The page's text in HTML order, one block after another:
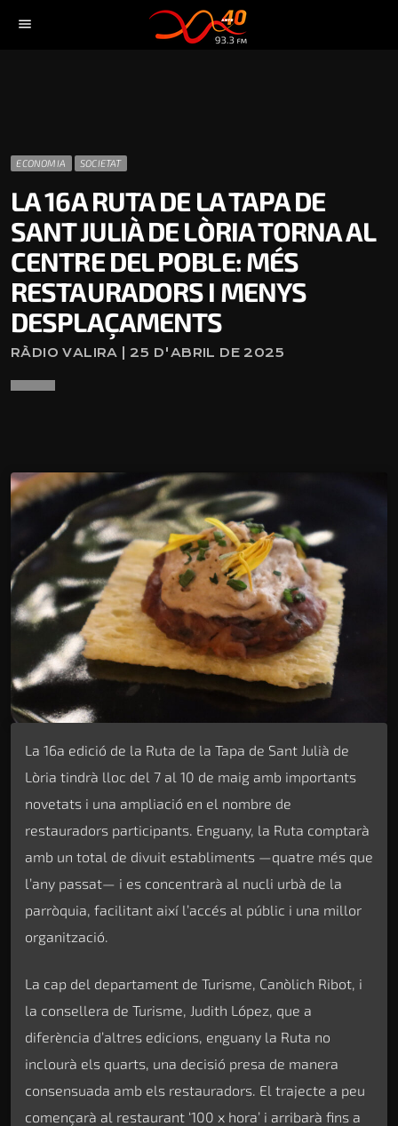
menu
ECONOMIA SOCIETAT
LA 16A RUTA DE LA TAPA DE
SANT JULIÀ DE LÒRIA TORNA AL
CENTRE DEL POBLE: MÉS
RESTAURADORS I MENYS
DESPLAÇAMENTS
RÀDIO VALIRA | 25 D'ABRIL DE 2025
La 16a edició de la Ruta de la Tapa de Sant Julià de
Lòria tindrà lloc del 7 al 10 de maig amb importants
novetats i una ampliació en el nombre de
restauradors participants. Enguany, la Ruta comptarà
amb un total de divuit establiments —quatre més que
l’any passat— i es concentrarà al nucli urbà de la
parròquia, facilitant així l’accés al públic i una millor
organització.
La cap del departament de Turisme, Canòlich Ribot, i
la consellera de Turisme, Judith López, que a
diferència d’altres edicions, enguany la Ruta no
inclourà els quarts, una decisió presa de manera
consensuada amb els restauradors. El trajecte a peu
començarà al restaurant ‘100 x hora’ i arribarà fins a